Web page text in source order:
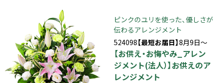
ピンクのユリを使った、優しさが
伝わるアレンジメント
524098【最短お届日】8月9日～
【お供え・お悔やみ_アレン
ジメント(法人）】お供えのア
レンジメント